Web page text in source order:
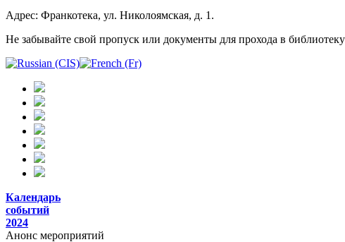
Адрес: Франкотека, ул. Николоямская, д. 1.
Не забывайте свой пропуск или документы для прохода в
Календарь
событий
2024
Анонс мероприятий